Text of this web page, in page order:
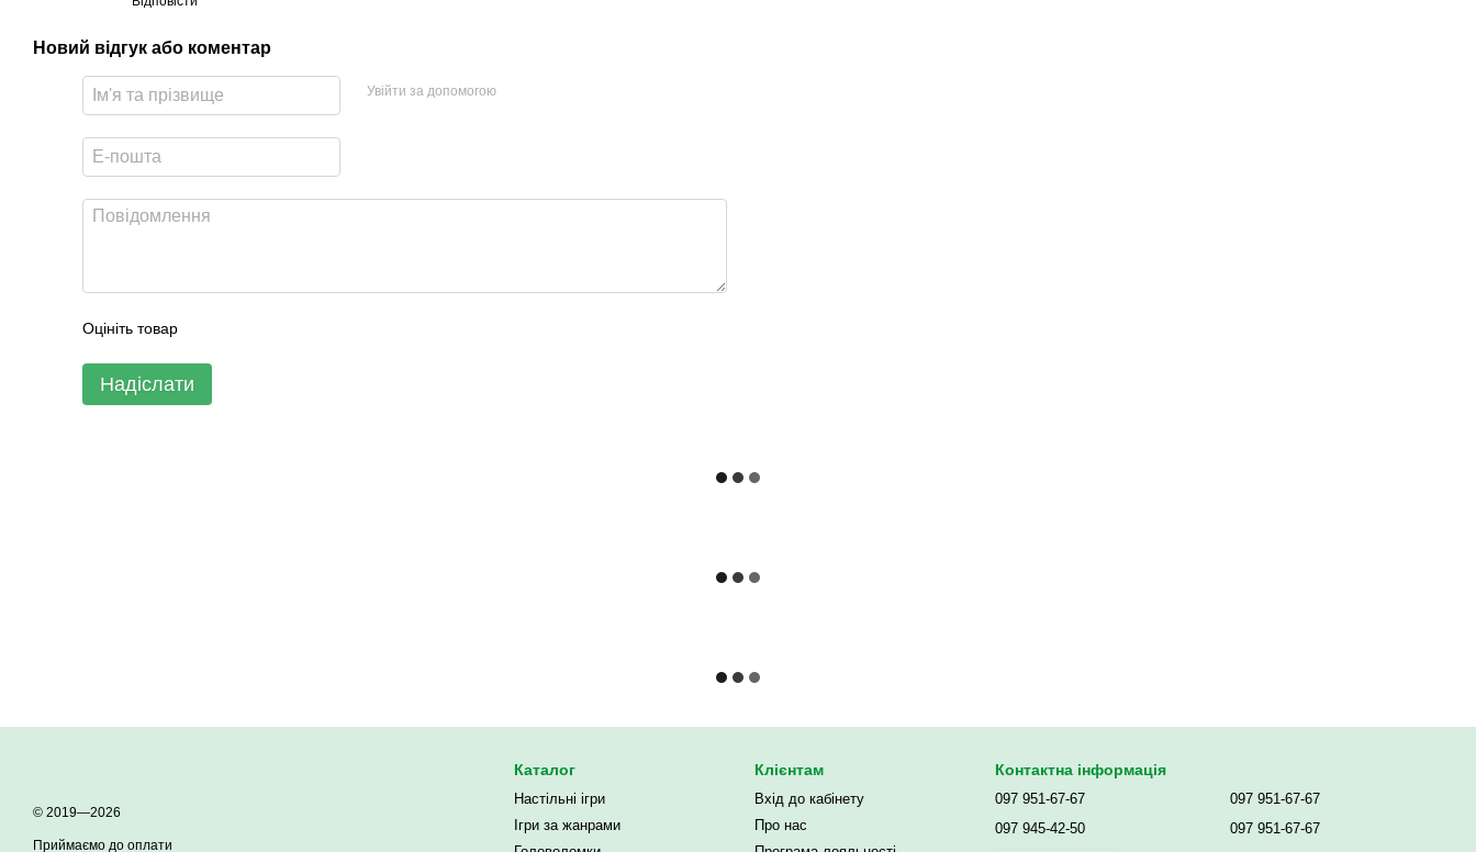
Новий відгук або коментар
Увійти за допомогою
Оцініть товар
Надіслати
© 2019—2026
Приймаємо до оплати
Каталог
Настільні ігри
Ігри за жанрами
Клієнтам
Вхід до кабінету
Про нас
Контактна інформація
097 951-67-67
097 945-42-50
097 951-67-67
097 951-67-67